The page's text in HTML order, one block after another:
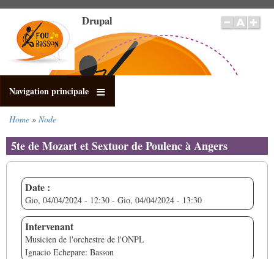
contenuto
principale
Drupal
Navigation principale
di
pane
Home Node
5te de Mozart et Sextuor de Poulenc à Angers
Date :
Gio, 04/04/2024 - 12:30 - Gio, 04/04/2024 - 13:30
Intervenant
Musicien de l'orchestre de l'ONPL
Ignacio Echepare: Basson